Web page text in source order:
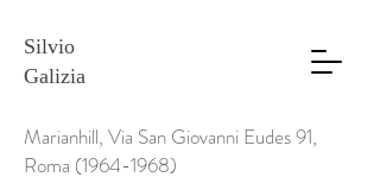
Silvio
Galizia
Marianhill, Via San Giovanni Eudes 91,
Roma (1964-1968)